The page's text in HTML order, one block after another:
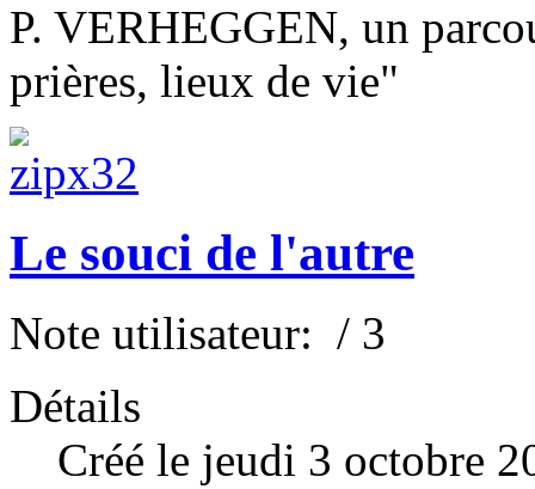
P. VERHEGGEN, un
prières, lieux de vie"
Le souci de l'autre
Note utilisateur: / 3
Détails
Créé le jeudi 3 octobre